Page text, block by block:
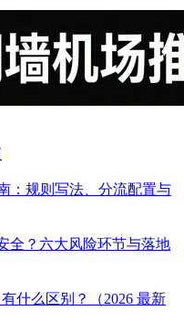
：规则写法、分流配置与
全？六大风险环节与落地
什么区别？（2026 最新